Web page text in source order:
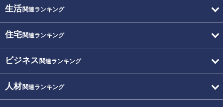
生活関連ランキング
住宅関連ランキング
ビジネス 関連ランキング
人材関連ランキング